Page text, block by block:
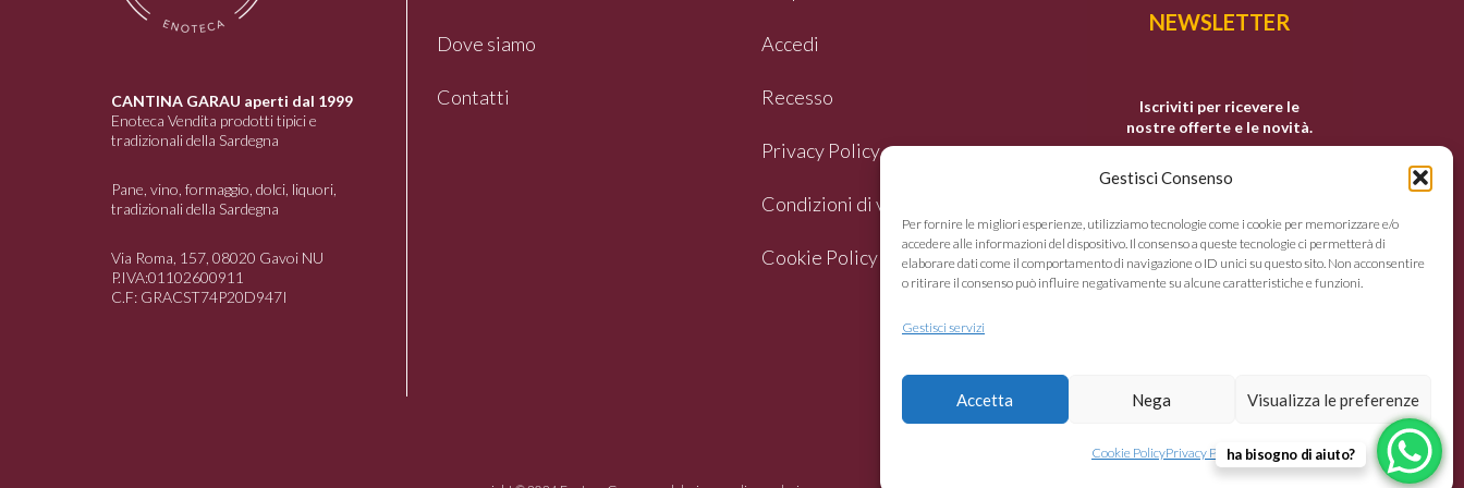
Gestisci Consenso
Per fornire le migliori esperienze, utilizziamo tecnologie come i cookie per memorizzare e/o
accedere alle informazioni del dispositivo. Il consenso a queste tecnologie ci permetterà di
elaborare dati come il comportamento di navigazione o ID unici su questo sito. Non acconsentire
o ritirare il consenso può influire negativamente su alcune caratteristiche e funzioni.
Gestisci servizi
Accetta Nega Visualizza le preferenze
Cookie PolicyPrivacy Policy
CANTINA GARAU aperti dal 1999
Enoteca Vendita prodotti tipici e
tradizionali della Sardegna
Pane, vino, formaggio, dolci, liquori,
tradizionali della Sardegna
Via Roma, 157, 08020 Gavoi NU
P.IVA:01102600911
C.F: GRACST74P20D947I
Dove siamo
Contatti
Accedi
Recesso
Privacy Policy
Condizioni di vendita
Cookie Policy (UE)
NEWSLETTER
Iscriviti per ricevere le
nostre offerte e le novità.
ha bisogno di aiuto?